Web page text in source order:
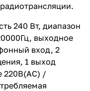
240 Вт, диапазон
выходное
вход, 2
1 выход
220В(AC) /